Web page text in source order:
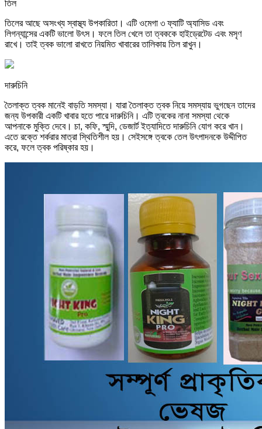
তিল
তিলের আছে অসংখ্য স্বাস্থ্য উপকারিতা। এটি ওমেগা ৩ ফ্যাটি অ্যাসিড এবং
লিগন্যান্সের একটি ভালো উৎস। ফলে তিল খেলে তা ত্বককে হাইড্রেটেড এবং মসৃণ
রাখে। তাই ত্বক ভালো রাখতে নিয়মিত খাবারের তালিকায় তিল রাখুন।
দারুচিনি
তৈলাক্ত ত্বক মানেই বাড়তি সমস্যা। যারা তৈলাক্ত ত্বক নিয়ে সমস্যায় ভুগছেন তাদের
জন্য উপকারী একটি খাবার হতে পারে দারুচিনি। এটি ত্বকের নানা সমস্যা থেকে
আপনাকে মুক্তি দেবে। চা, কফি, স্মুদি, ডেজার্ট ইত্যাদিতে দারুচিনি যোগ করে খান।
এতে রক্তে শর্করার মাত্রা স্থিতিশীল হয়। সেইসঙ্গে ত্বকে তেল উৎপাদনকে উদ্দীপিত
করে, ফলে ত্বক পরিষ্কার হয়।